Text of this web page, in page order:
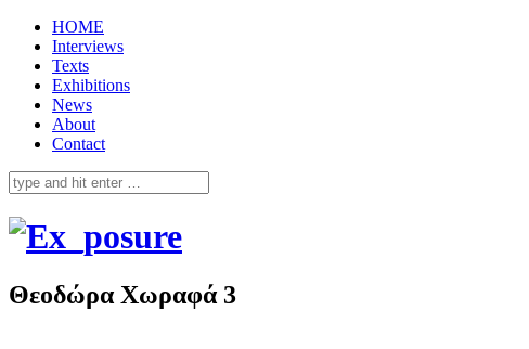
HOME
Interviews
Texts
Exhibitions
News
About
Contact
Θεοδώρα Χωραφά 3